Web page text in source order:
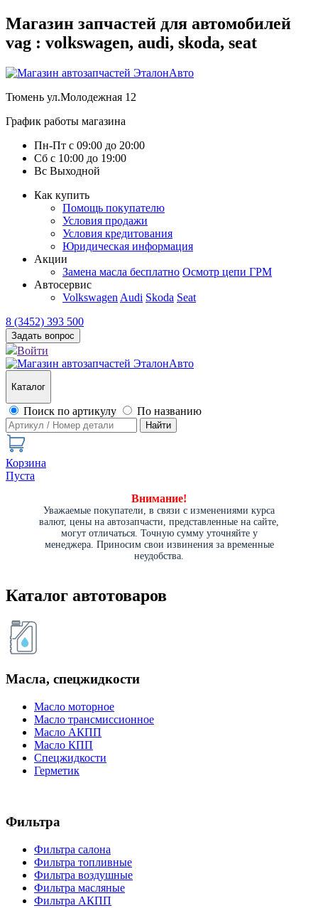
Магазин запчастей для автомобилей
vag : volkswagen, audi, skoda, seat
Тюмень ул.Молодежная 12
График работы магазина
Пн-Пт с 09:00 до 20:00
Сб с 10:00 до 19:00
Вс Выходной
Как купить
Помощь покупателю
Условия продажи
Условия кредитования
Юридическая информация
Акции
Замена масла бесплатно Осмотр цепи ГРМ
Автосервис
Volkswagen Audi Skoda Seat
8 (3452) 393 500
Задать вопрос
Войти
Каталог
Поиск по артикулу По названию
Найти
Корзина
Пуста
Внимание!
Уважаемые покупатели, в связи с изменениями курса
валют, цены на автозапчасти, представленные на сайте,
могут отличаться. Точную сумму уточняйте у
менеджера. Приносим свои извинения за временные
неудобства.
Каталог автотоваров
Масла, спецжидкости
Масло моторное
Масло трансмиссионное
Масло АКПП
Масло КПП
Спецжидкости
Герметик
Фильтра
Фильтра салона
Фильтра топливные
Фильтра воздушные
Фильтра масляные
Фильтра АКПП